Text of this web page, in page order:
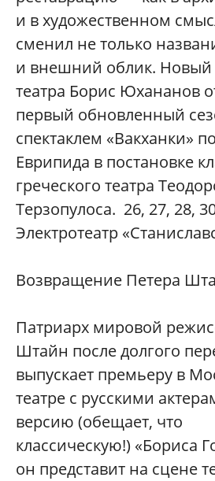
и в художественном
сменил не только
и внешний облик. Новый
театра Борис Юхананов
первый обновленный
спектаклем «Вакханки»
Еврипида в постановке
греческого театра
Терзопулоса. 26, 27, 28,
Электротеатр
Возвращение Петера
Патриарх мировой
Штайн после долгого
выпускает премьеру в
театре с русскими
версию (обещает, что
классическую!) «Бориса
он представит на сцене